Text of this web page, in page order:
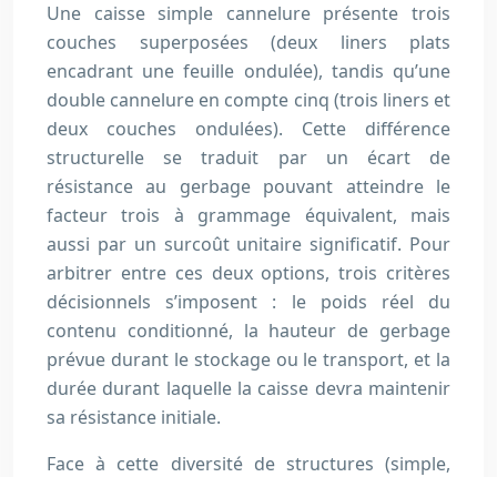
Une caisse simple cannelure présente trois
couches superposées (deux liners plats
encadrant une feuille ondulée), tandis qu’une
double cannelure en compte cinq (trois liners et
deux couches ondulées). Cette différence
structurelle se traduit par un écart de
résistance au gerbage pouvant atteindre le
facteur trois à grammage équivalent, mais
aussi par un surcoût unitaire significatif. Pour
arbitrer entre ces deux options, trois critères
décisionnels s’imposent : le poids réel du
contenu conditionné, la hauteur de gerbage
prévue durant le stockage ou le transport, et la
durée durant laquelle la caisse devra maintenir
sa résistance initiale.
Face à cette diversité de structures (simple,